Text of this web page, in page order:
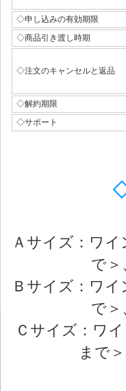
◇申し込みの有効期限
◇商品引き渡し時期
◇注文のキャンセルと返品
◇解約期限
◇サポート
Ａサイズ：ワ
で
Ｂサイズ：ワ
で
Ｃサイズ：ワ
まで